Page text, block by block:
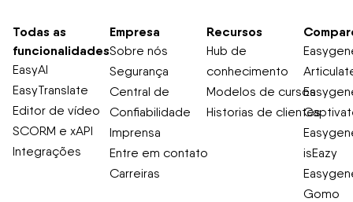
Todas as
funcionalidades
EasyAI
EasyTranslate
Editor de vídeo
SCORM e xAPI
Integrações
Empresa
Sobre nós
Segurança
Central de
Confiabilidade
Imprensa
Entre em contato
Carreiras
Recursos
Hub de
conhecimento
Modelos de cursos
Historias de clientes
isEazy
Gomo